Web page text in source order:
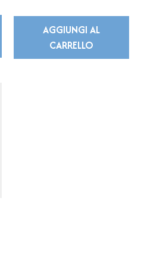
AGGIUNGI AL
CARRELLO